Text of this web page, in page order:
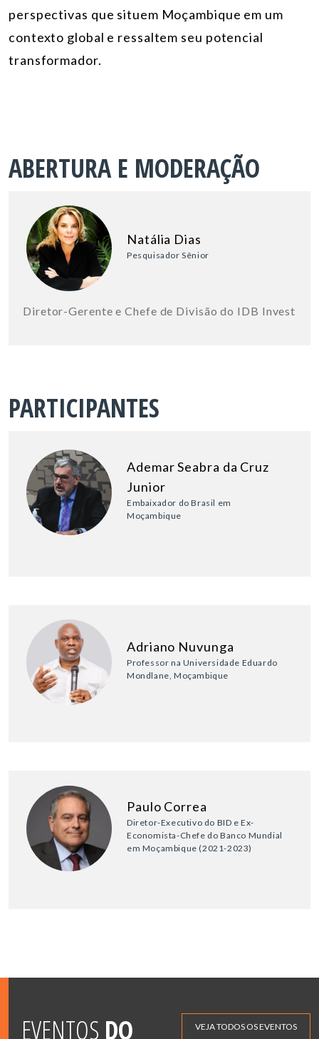
perspectivas que situem Moçambique em um
contexto global e ressaltem seu potencial
transformador.
ABERTURA E MODERAÇÃO
Natália Dias
Pesquisador Sênior
Diretor-Gerente e Chefe de Divisão do IDB Invest
PARTICIPANTES
Ademar Seabra da Cruz
Junior
Embaixador do Brasil em
Moçambique
Adriano Nuvunga
Professor na Universidade Eduardo
Mondlane, Moçambique
Paulo Correa
Diretor-Executivo do BID e Ex-
Economista-Chefe do Banco Mundial
em Moçambique (2021-2023)
EVENTOS DO VEJA TODOS OS EVENTOS